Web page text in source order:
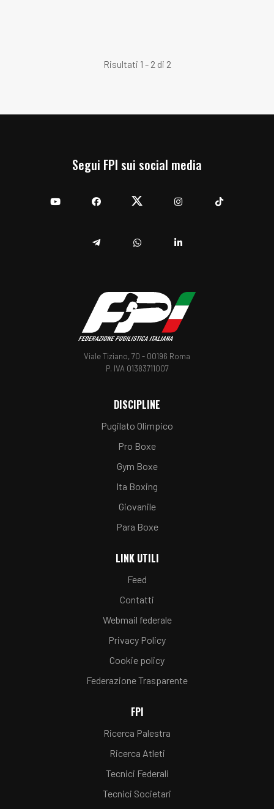
Risultati 1 - 2 di 2
Segui FPI sui social media
Viale Tiziano, 70 - 00196 Roma
P. IVA 01383711007
DISCIPLINE
Pugilato Olimpico
Pro Boxe
Gym Boxe
Ita Boxing
Giovanile
Para Boxe
LINK UTILI
Feed
Contatti
Webmail federale
Privacy Policy
Cookie policy
Federazione Trasparente
FPI
Ricerca Palestra
Ricerca Atleti
Tecnici Federali
Tecnici Societari